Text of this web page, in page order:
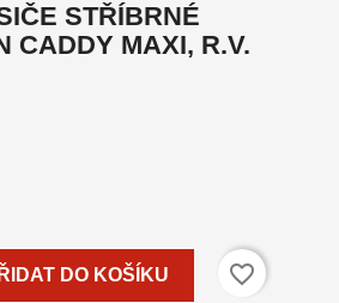
STŘÍBRNÉ
CADDY MAXI, R.V.
DO KOŠÍKU
favorite_border